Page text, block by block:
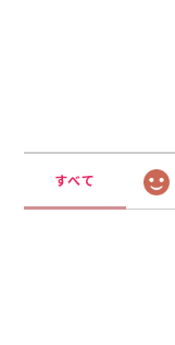
すべて